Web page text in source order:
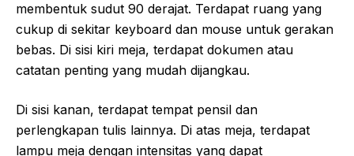
membentuk sudut 90 derajat. Terdapat ruang yang
cukup di sekitar keyboard dan mouse untuk gerakan
bebas. Di sisi kiri meja, terdapat dokumen atau
catatan penting yang mudah dijangkau.
Di sisi kanan, terdapat tempat pensil dan
perlengkapan tulis lainnya. Di atas meja, terdapat
lampu meja dengan intensitas yang dapat